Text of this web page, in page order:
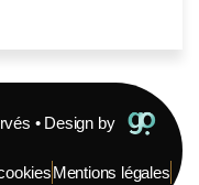
• Design by
Mentions légales